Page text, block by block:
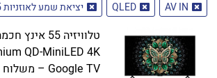
AV IN
QLED יציאת שמע לאוזניות PL3.5 מ"מ
Google TV – משלוח חינם